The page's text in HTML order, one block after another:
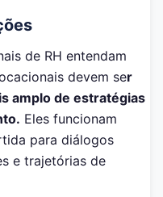
de RH entendam
devem ser
amplo de estratégias
Eles funcionam
para diálogos
e trajetórias de